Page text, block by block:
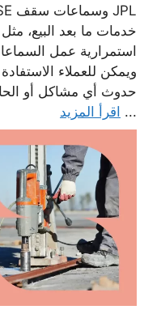
خدمات ما بعد البيع،
استمرارية عمل
ويمكن للعملاء
حدوث أي مشاكل أو
... اقرأ المزيد